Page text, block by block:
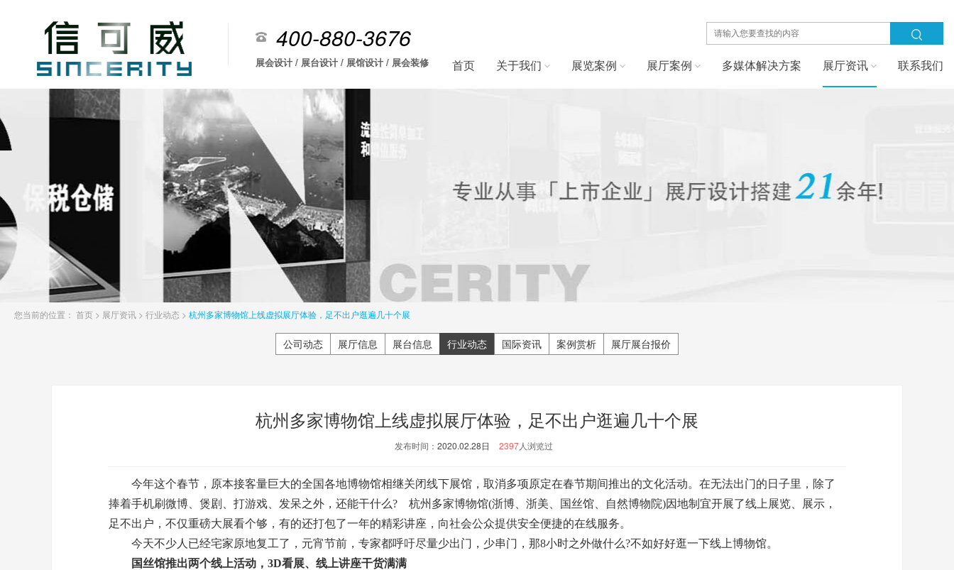
400-880-3676
展会设计 / 展台设计 / 展馆设计 / 展会装修 首页 关于我们 展览案例 展厅案例 多媒体解决方案 展厅资讯 联系我们
您当前的位置： 首页 > 展厅资讯 > 行业动态 > 杭州多家博物馆上线虚拟展厅体验，足不出户逛遍几十个展
公司动态 展厅信息 展台信息 行业动态 国际资讯 案例赏析 展厅展台报价
杭州多家博物馆上线虚拟展厅体验，足不出户逛遍几十个展
发布时间： 2020.02.28日 2397人浏览过
今年这个春节，原本接客量巨大的全国各地博物馆相继关闭线下展馆，取消多项原定在春节期间推出的文化活动。在无法出门的日子里，除了
捧着手机刷微博、煲剧、打游戏、发呆之外，还能干什么? 杭州多家博物馆(浙博、浙美、国丝馆、自然博物院)因地制宜开展了线上展览、展示，
足不出户，不仅重磅大展看个够，有的还打包了一年的精彩讲座，向社会公众提供安全便捷的在线服务。
今天不少人已经宅家原地复工了，元宵节前，专家都呼吁尽量少出门，少串门，那8小时之外做什么?不如好好逛一下线上博物馆。
国丝馆推出两个线上活动，3D看展、线上讲座干货满满